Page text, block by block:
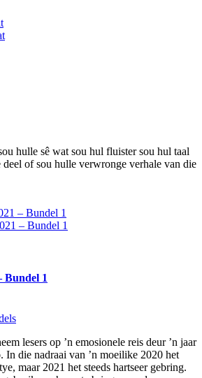
hulle sê wat sou hul fluister sou hul taal
deel of sou hulle verwronge verhale van die
Bundel 1
lesers op ’n emosionele reis deur ’n jaar
In die nadraai van ’n moeilike 2020 het
maar 2021 het steeds hartseer gebring.